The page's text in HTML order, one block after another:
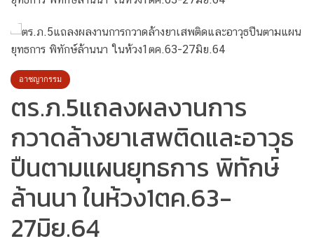
อาชญากรรม
ตร.ภ.5แถลงผลงานการ
กวาดล้างยาเสพติดและอาวุธ
ปืนตามแผนยุทธการ พิทักษ์
ล้านนา ในห้วง1ตค.63-
27มิย.64